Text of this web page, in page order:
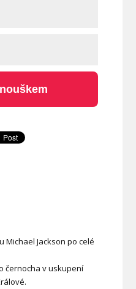
Michael Jackson po celé
černocha v uskupení